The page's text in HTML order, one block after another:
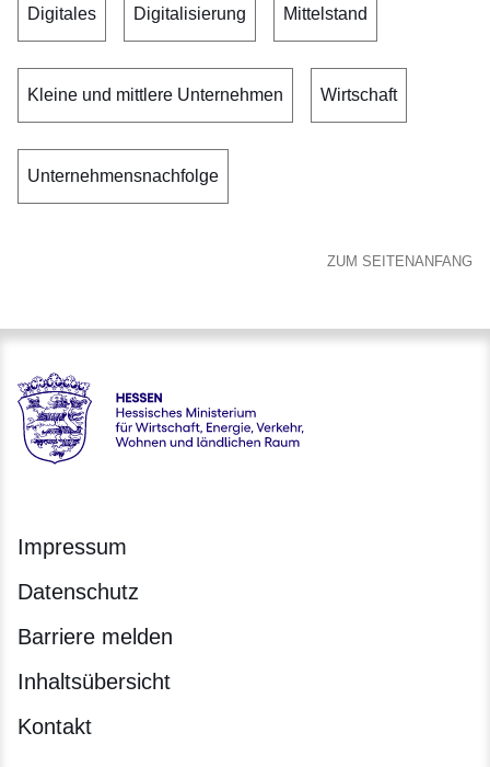
Digitales Digitalisierung Mittelstand
Kleine und mittlere Unternehmen Wirtschaft
Unternehmensnachfolge
ZUM SEITENANFANG
Hessen - Hessisches Ministerium für Wirtschaft, Energie,
Impressum
Datenschutz
Barriere melden
Inhaltsübersicht
Kontakt